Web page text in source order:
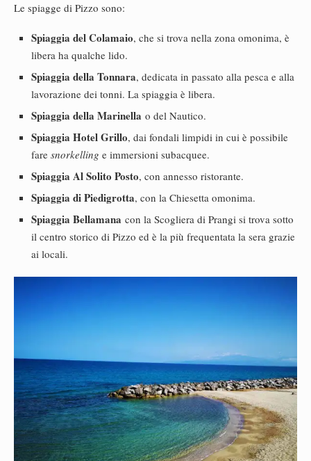
Le spiagge di Pizzo sono:
Spiaggia del Colamaio, che si trova nella zona omonima, è
libera ha qualche lido.
Spiaggia della Tonnara, dedicata in passato alla pesca e alla
lavorazione dei tonni. La spiaggia è libera.
Spiaggia della Marinella o del Nautico.
Spiaggia Hotel Grillo, dai fondali limpidi in cui è possibile
fare snorkelling e immersioni subacquee.
Spiaggia Al Solito Posto, con annesso ristorante.
Spiaggia di Piedigrotta, con la Chiesetta omonima.
Spiaggia Bellamana con la Scogliera di Prangi si trova sotto
il centro storico di Pizzo ed è la più frequentata la sera grazie
ai locali.